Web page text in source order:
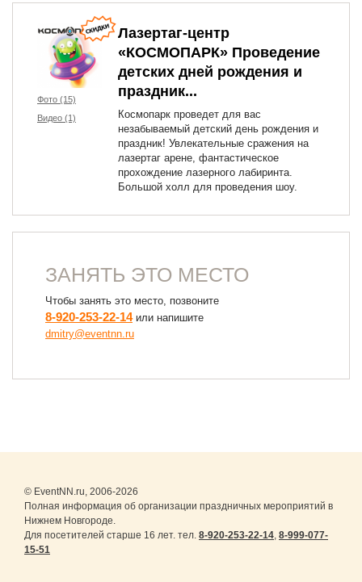
Фото (15)
Видео (1)
Лазертаг-центр
«КОСМОПАРК» Проведение
детских дней рождения и
праздник...
Космопарк проведет для вас
незабываемый детский день рождения и
праздник! Увлекательные сражения на
лазертаг арене, фантастическое
прохождение лазерного лабиринта.
Большой холл для проведения шоу.
ЗАНЯТЬ ЭТО МЕСТО
Чтобы занять это место, позвоните
8-920-253-22-14или напишите
dmitry@eventnn.ru
© EventNN.ru, 2006-2026
Полная информация об организации праздничных мероприятий в
Нижнем Новгороде.
Для посетителей старше 16 лет. тел. 8-920-253-22-14, 8-999-077-
15-51